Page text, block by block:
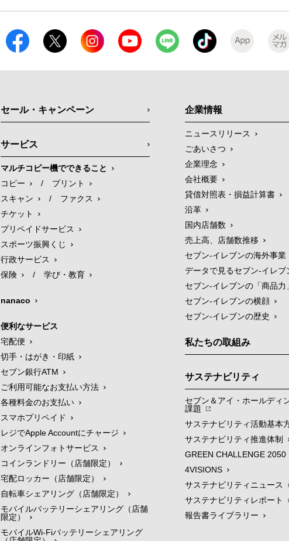
セール・キャンペーン
サービス
マルチコピー機でできること
コピー
/
プリント
スキャン
/
ファクス
チケット
プリペイドサービス
スポーツ振興くじ
行政サービス
保険
/ 学び・教育
nanaco
便利なサービス
宅配便
切手・はがき・印紙
セブン銀行ATM
ご利用可能なお支払い方法
各種料金のお支払い
スマホプリペイド
レジでApple Accountにチャージ
オンラインフォトサービス
コインランドリー（店舗限定）
宅配ロッカー（店舗限定）
自転車シェアリング（店舗限定）
モバイルバッテリーシェアリング（店舗
限定）
モバイルWi-Fiバッテリーシェアリング
企業情報
ニュースリリース
ごあいさつ
企業理念
会社概要
貸借対照表・損益計算書
沿革
国内店舗数
売上高、店舗数推移
セブン‐イレブンの海外事業
データで見るセブン‐イレブ
セブン‐イレブンの「商品力」
セブン-イレブンの横顔
セブン-イレブンの歴史
私たちの取組み
サステナビリティ
セブン＆アイ・ホールディ
課題
サステナビリティ活動基本
サステナビリティ推進体制
GREEN CHALLENGE 2050
4VISIONS
サステナビリティニュース
サステナビリティレポート
報告書ライブラリー